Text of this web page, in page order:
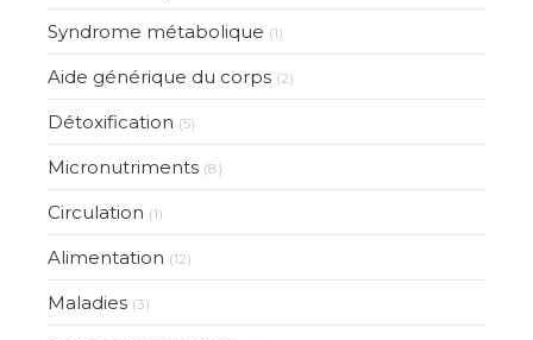
Syndrome métabolique (1)
Aide générique du corps (2)
Détoxification (5)
Micronutriments (8)
Circulation (1)
Alimentation (12)
Maladies (3)